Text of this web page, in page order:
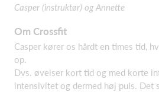
Casper (instruktør) og Annette
Om Crossfit
Casper kører os hårdt en times tid,
op.
Dvs. øvelser kort tid og med korte
intensivitet og dermed høj puls. Det